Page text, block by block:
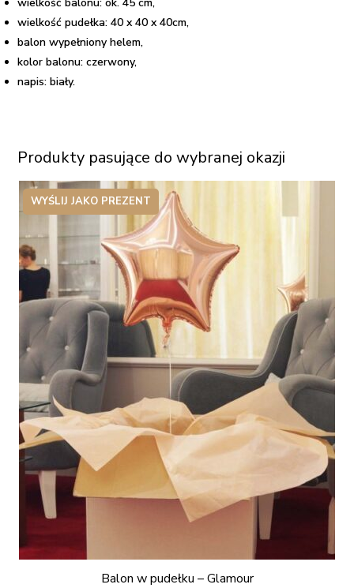
wielkość pudełka: 40 x 40 x 40cm,
balon wypełniony helem,
kolor balonu: czerwony,
napis: biały.
Produkty pasujące do wybranej okazji
WYŚLIJ JAKO PREZENT
Balon w pudełku – Glamour